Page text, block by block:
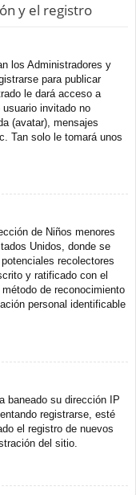
y el registro
los Administradores y
para publicar
le dará acceso a
invitado no
(avatar), mensajes
Tan solo le tomará unos
de Niños menores
Unidos, donde se
recolectores
y ratificado con el
de reconocimiento
personal identificable
baneado su dirección IP
registrarse, esté
el registro de nuevos
del sitio.